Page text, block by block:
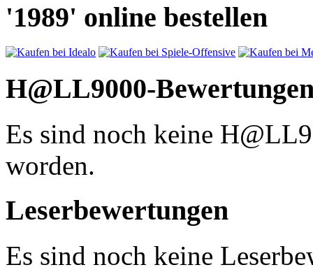
'1989' online bestellen
H@LL9000-
Es sind noch keine
worden.
Leserbewertungen
Es sind noch keine